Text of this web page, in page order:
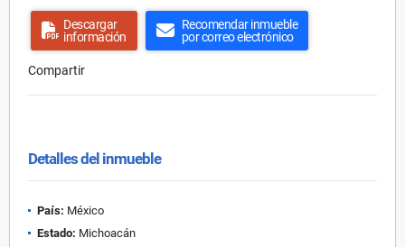
Descargar
información
Recomendar inmueble
por correo electrónico
Compartir
Detalles del inmueble
País: México
Estado: Michoacán